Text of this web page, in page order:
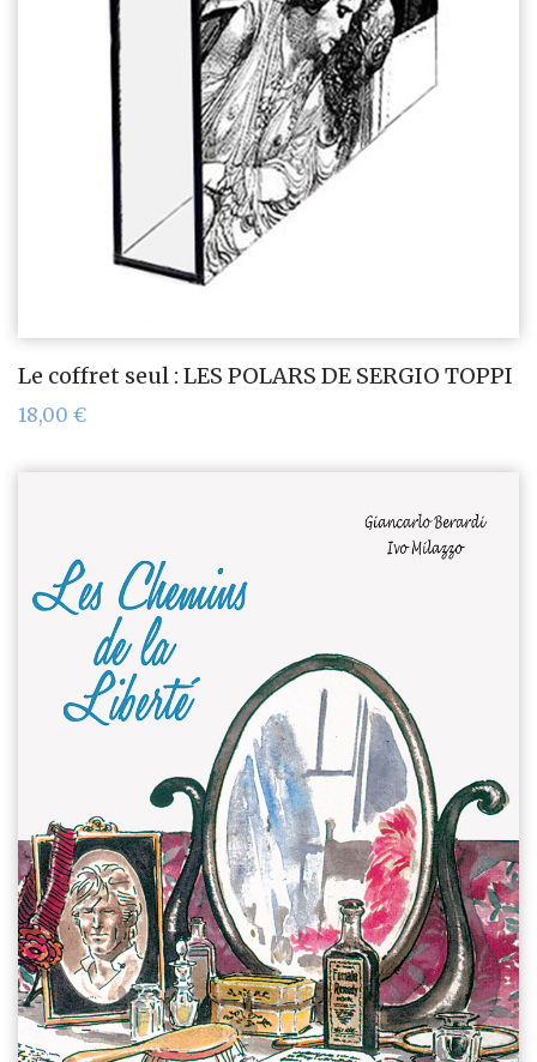
Le coffret seul : LES POLARS DE SERGIO TOPPI
18,00 €